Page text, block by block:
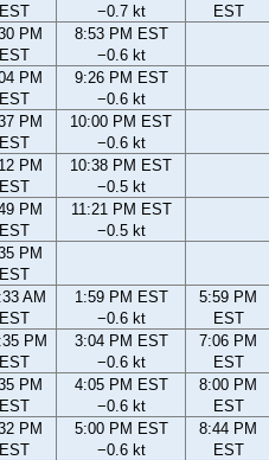
EST
−0.7 kt
EST
PM
EST
8:53 PM EST
−0.6 kt
PM
EST
9:26 PM EST
−0.6 kt
PM
EST
10:00 PM EST
−0.6 kt
PM
EST
10:38 PM EST
−0.5 kt
PM
EST
11:21 PM EST
−0.5 kt
PM
EST
AM
EST
1:59 PM EST
−0.6 kt
5:59 PM
EST
PM
EST
3:04 PM EST
−0.6 kt
7:06 PM
EST
PM
EST
4:05 PM EST
−0.6 kt
8:00 PM
EST
PM
EST
5:00 PM EST
−0.6 kt
8:44 PM
EST